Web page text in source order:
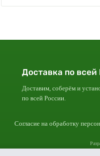
Доставка по всей
Доставим, соберём и
по всей России.
Согласие на обработку